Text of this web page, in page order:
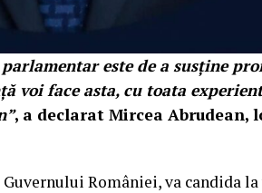
este de a susține
voi face asta, cu toata
, a declarat Mircea Abrudean,
României, va candida